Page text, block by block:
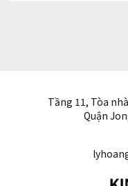
Tầng 11, Tòa
Quận